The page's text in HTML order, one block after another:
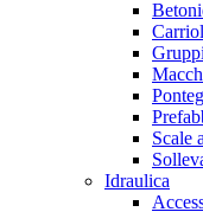
Scale
Idraulica